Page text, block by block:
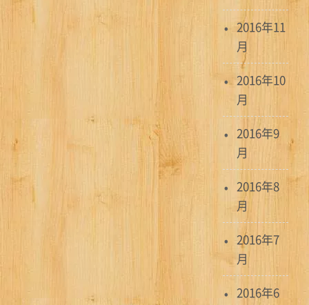
2016年11
月
2016年10
月
2016年9
月
2016年8
月
2016年7
月
2016年6